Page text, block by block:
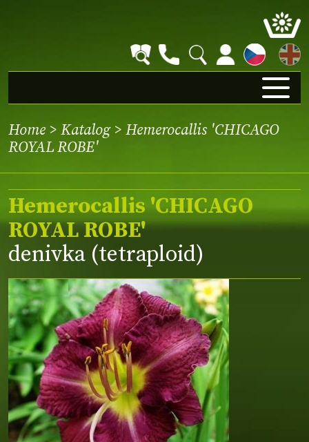
EN
Home > Katalog> Hemerocallis 'CHICAGO
ROYAL ROBE'
Hemerocallis 'CHICAGO
ROYAL ROBE'
denivka (tetraploid)